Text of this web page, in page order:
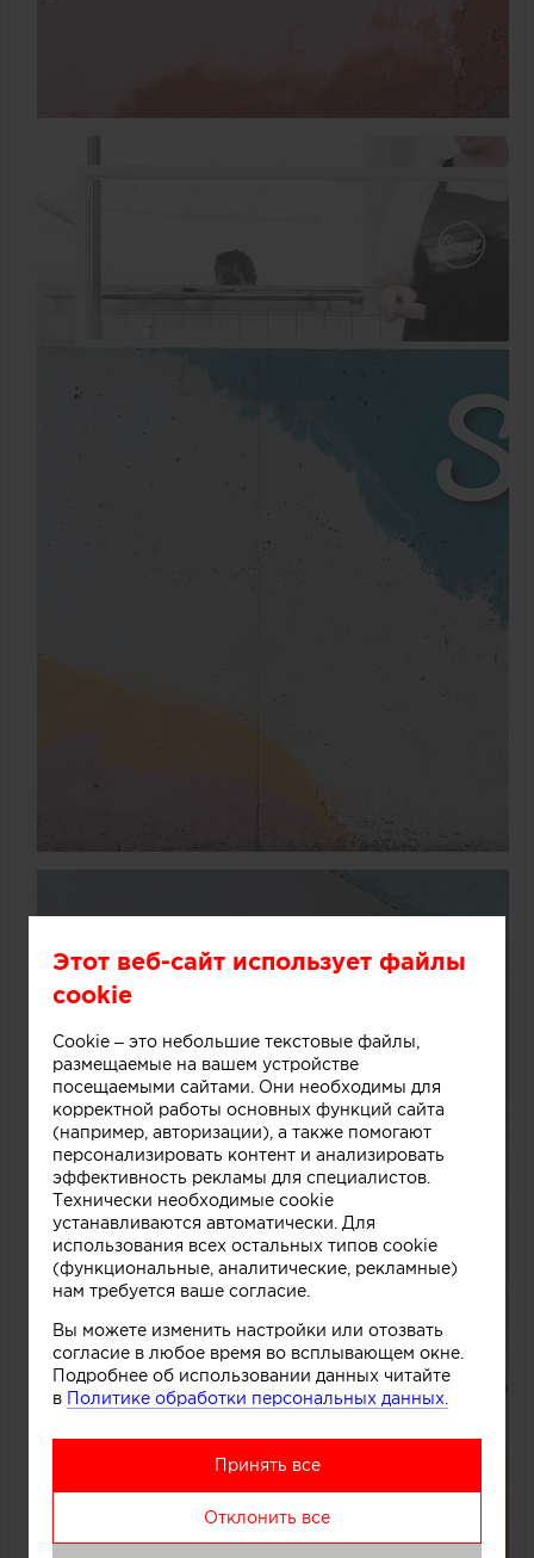
Этот веб-сайт использует файлы
cookie
Cookie – это небольшие текстовые файлы,
размещаемые на вашем устройстве
посещаемыми сайтами. Они необходимы для
корректной работы основных функций сайта
(например, авторизации), а также помогают
персонализировать контент и анализировать
эффективность рекламы для специалистов.
Технически необходимые cookie
устанавливаются автоматически. Для
использования всех остальных типов cookie
(функциональные, аналитические, рекламные)
нам требуется ваше согласие.
Вы можете изменить настройки или отозвать
согласие в любое время во всплывающем окне.
Подробнее об использовании данных читайте
в Политике обработки персональных данных.
Принять все
Отклонить все